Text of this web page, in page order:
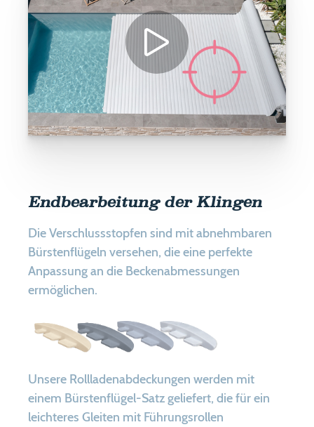
Endbearbeitung der Klingen
Die Verschlussstopfen sind mit abnehmbaren
Bürstenflügeln versehen, die eine perfekte
Anpassung an die Beckenabmessungen
ermöglichen.
Unsere Rollladenabdeckungen werden mit
einem Bürstenflügel-Satz geliefert, die für ein
leichteres Gleiten mit Führungsrollen